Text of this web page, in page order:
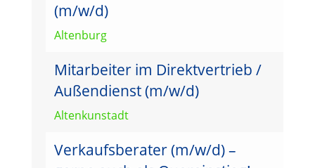
(m/w/d)
Altenburg
Mitarbeiter im Direktvertrieb /
Außendienst (m/w/d)
Altenkunstadt
Verkaufsberater (m/w/d) –